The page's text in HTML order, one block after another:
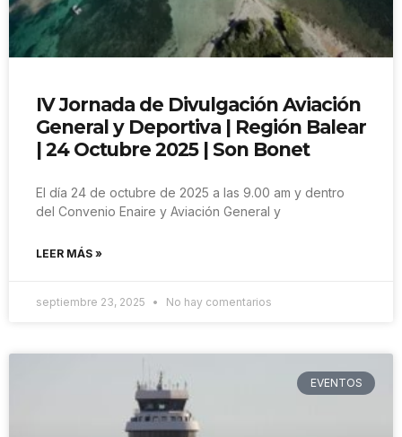
IV Jornada de Divulgación Aviación
General y Deportiva | Región Balear
| 24 Octubre 2025 | Son Bonet
El día 24 de octubre de 2025 a las 9.00 am y dentro
del Convenio Enaire y Aviación General y
LEER MÁS »
septiembre 23, 2025 No hay comentarios
EVENTOS